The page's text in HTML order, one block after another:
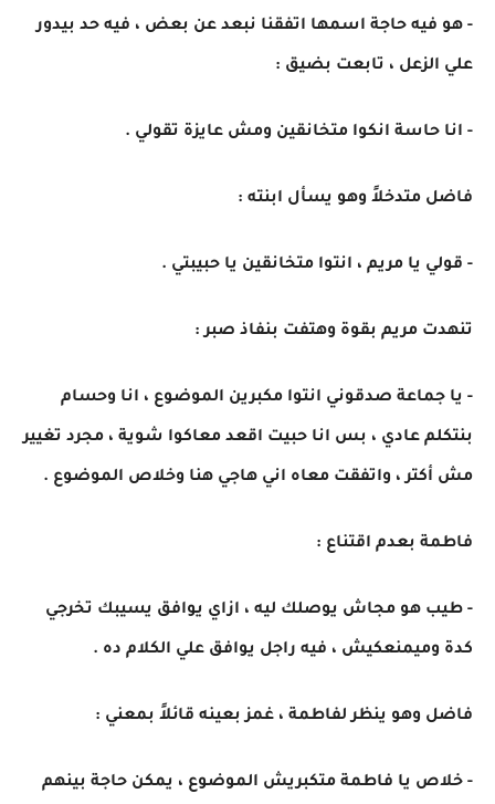
- هو فيه حاجة اسمها اتفقنا نبعد عن بعض ، فيه حد بيدور
علي الزعل ، تابعت بضيق :
- انا حاسة انكوا متخانقين ومش عايزة تقولي .
فاضل متدخلاً وهو يسأل ابنته :
- قولي يا مريم ، انتوا متخانقين يا حبيبتي .
تنهدت مريم بقوة وهتفت بنفاذ صبر :
- يا جماعة صدقوني انتوا مكبرين الموضوع ، انا وحسام
بنتكلم عادي ، بس انا حبيت اقعد معاكوا شوية ، مجرد تغيير
مش أكتر ، واتفقت معاه اني هاجي هنا وخلاص الموضوع .
فاطمة بعدم اقتناع :
- طيب هو مجاش يوصلك ليه ، ازاي يوافق يسيبك تخرجي
كدة وميمنعكيش ، فيه راجل يوافق علي الكلام ده .
فاضل وهو ينظر لفاطمة ، غمز بعينه قائلاً بمعني :
- خلاص يا فاطمة متكبريش الموضوع ، يمكن حاجة بينهم